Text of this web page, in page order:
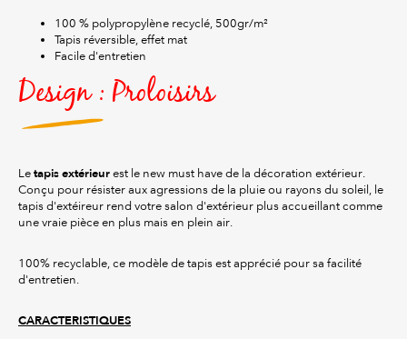
100 % polypropylène recyclé, 500gr/m²
Tapis réversible, effet mat
Facile d'entretien
Design : Proloisirs
Le tapis extérieur est le new must have de la décoration extérieur.
Conçu pour résister aux agressions de la pluie ou rayons du soleil, le
tapis d'extéireur rend votre salon d'extérieur plus accueillant comme
une vraie pièce en plus mais en plein air.
100% recyclable, ce modèle de tapis est apprécié pour sa facilité
d'entretien.
CARACTERISTIQUES